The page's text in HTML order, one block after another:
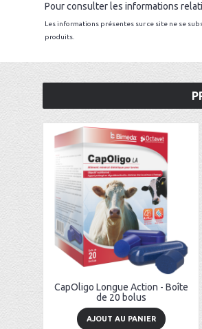
Pour consulter les informations
Les informations présentes sur ce site ne se
produits.
CapOligo Longue Action - Boîte
de 20 bolus
AJOUT AU PANIER